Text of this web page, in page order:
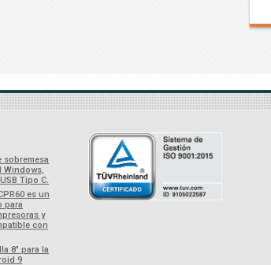
sobremesa
Tipo C.
es un
para
y
con
8" para la
9